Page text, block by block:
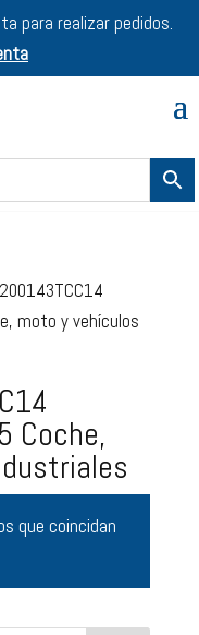
para realizar pedidos.
moto y vehículos
Coche,
que coincidan